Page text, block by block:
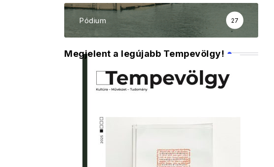
Pódium 27
Megjelent a legújabb Tempevölgy!